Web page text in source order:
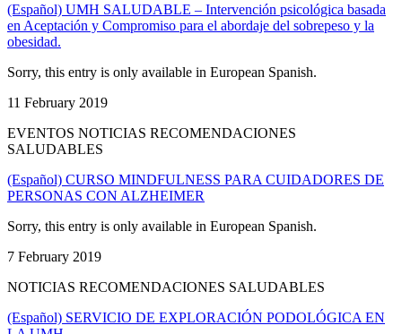
(Español) UMH SALUDABLE – Intervención psicológica basada
en Aceptación y Compromiso para el abordaje del sobrepeso y la
obesidad.
Sorry, this entry is only available in European Spanish.
11 February 2019
EVENTOS NOTICIAS RECOMENDACIONES
SALUDABLES
(Español) CURSO MINDFULNESS PARA CUIDADORES DE
PERSONAS CON ALZHEIMER
Sorry, this entry is only available in European Spanish.
7 February 2019
NOTICIAS RECOMENDACIONES SALUDABLES
(Español) SERVICIO DE EXPLORACIÓN PODOLÓGICA EN